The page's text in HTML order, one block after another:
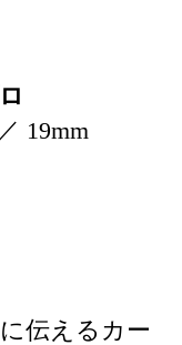
19mm
伝えるカー